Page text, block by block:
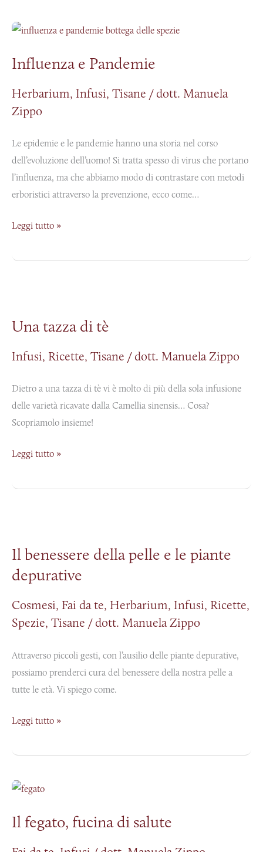
Influenza e Pandemie
Herbarium, Infusi, Tisane /dott. Manuela
Zippo
Le epidemie e le pandemie hanno una storia nel corso
dell’evoluzione dell’uomo! Si tratta spesso di virus che portano
l’influenza, ma che abbiamo modo di contrastare con metodi
erboristici attraverso la prevenzione, ecco come…
Influenza
Pandemie
Leggi tutto »
Una tazza di tè
Infusi, Ricette, Tisane /dott. Manuela Zippo
Dietro a una tazza di tè vi è molto di più della sola infusione
delle varietà ricavate dalla Camellia sinensis… Cosa?
Scopriamolo insieme!
di
Leggi tutto »
Il benessere della pelle e le piante
depurative
Cosmesi, Fai da te, Herbarium, Infusi, Ricette,
Spezie, Tisane /dott. Manuela Zippo
Attraverso piccoli gesti, con l’ausilio delle piante depurative,
possiamo prenderci cura del benessere della nostra pelle a
tutte le età. Vi spiego come.
della
pelle
le
piante
Leggi tutto »
Il fegato, fucina di salute
Il
fucina